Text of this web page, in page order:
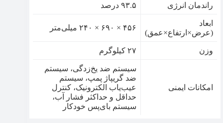
راندمان انرژی ۹۳.۵ درصد
ابعاد
(عرض×ارتفاع×عمق)
۴۵۶ × ۶۹۰ × ۲۴۰ میلی‌متر
وزن ۲۷ کیلوگرم
امکانات ایمنی
سیستم ضد یخ‌زدگی، سیستم
ضد گریپاژ پمپ، سیستم
عیب‌یاب الکترونیک، کنترل
حداقل و حداکثر فشار آب،
سیستم بای‌پس خودکار